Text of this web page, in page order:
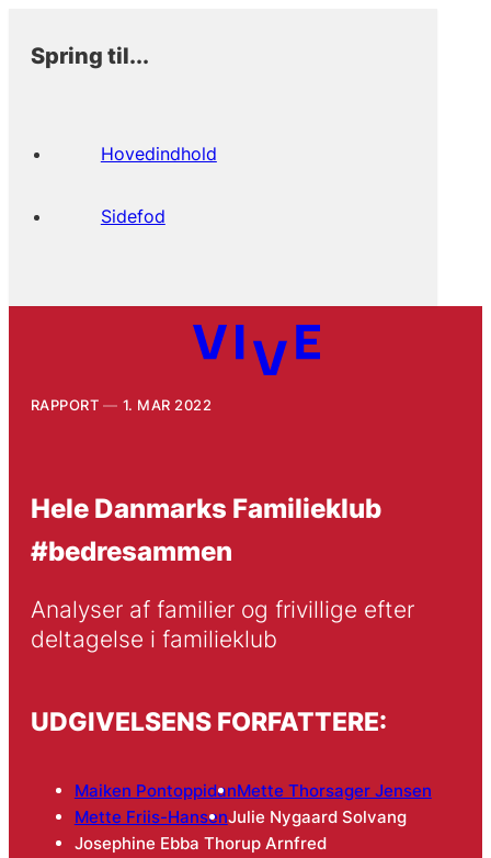
Spring til...
Hovedindhold
Sidefod
RAPPORT 1. MAR 2022
Hele Danmarks Familieklub
#bedresammen
Analyser af familier og frivillige efter
deltagelse i familieklub
UDGIVELSENS FORFATTERE:
Maiken PontoppidanMette Thorsager Jensen
Mette Friis-HansenJulie Nygaard Solvang
Josephine Ebba Thorup Arnfred